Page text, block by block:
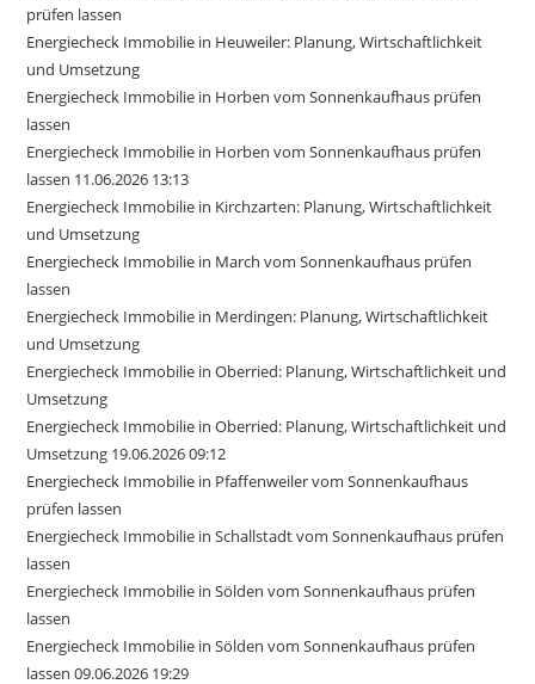
prüfen lassen
Energiecheck Immobilie in Heuweiler: Planung, Wirtschaftlichkeit
und Umsetzung
Energiecheck Immobilie in Horben vom Sonnenkaufhaus prüfen
lassen
Energiecheck Immobilie in Horben vom Sonnenkaufhaus prüfen
lassen 11.06.2026 13:13
Energiecheck Immobilie in Kirchzarten: Planung, Wirtschaftlichkeit
und Umsetzung
Energiecheck Immobilie in March vom Sonnenkaufhaus prüfen
lassen
Energiecheck Immobilie in Merdingen: Planung, Wirtschaftlichkeit
und Umsetzung
Energiecheck Immobilie in Oberried: Planung, Wirtschaftlichkeit und
Umsetzung
Energiecheck Immobilie in Oberried: Planung, Wirtschaftlichkeit und
Umsetzung 19.06.2026 09:12
Energiecheck Immobilie in Pfaffenweiler vom Sonnenkaufhaus
prüfen lassen
Energiecheck Immobilie in Schallstadt vom Sonnenkaufhaus prüfen
lassen
Energiecheck Immobilie in Sölden vom Sonnenkaufhaus prüfen
lassen
Energiecheck Immobilie in Sölden vom Sonnenkaufhaus prüfen
lassen 09.06.2026 19:29